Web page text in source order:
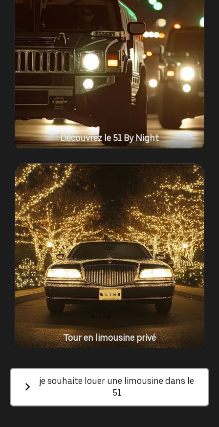
Découvrez le 51 By Night
Tour en limousine privé
je souhaite louer une limousine dans le
51